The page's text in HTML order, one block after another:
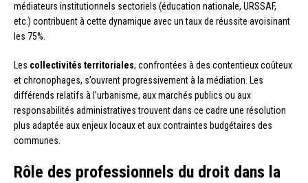
médiateurs institutionnels sectoriels (éducation nationale, URSSAF,
etc.) contribuent à cette dynamique avec un taux de réussite avoisinant
les 75%.
Les collectivités territoriales, confrontées à des contentieux coûteux
et chronophages, s’ouvrent progressivement à la médiation. Les
différends relatifs à l’urbanisme, aux marchés publics ou aux
responsabilités administratives trouvent dans ce cadre une résolution
plus adaptée aux enjeux locaux et aux contraintes budgétaires des
communes.
Rôle des professionnels du droit dans la